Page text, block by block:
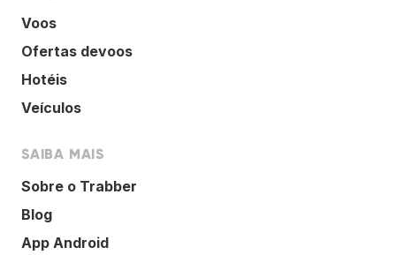
Voos
Ofertas devoos
Hotéis
Veículos
SAIBA MAIS
Sobre o Trabber
Blog
App Android